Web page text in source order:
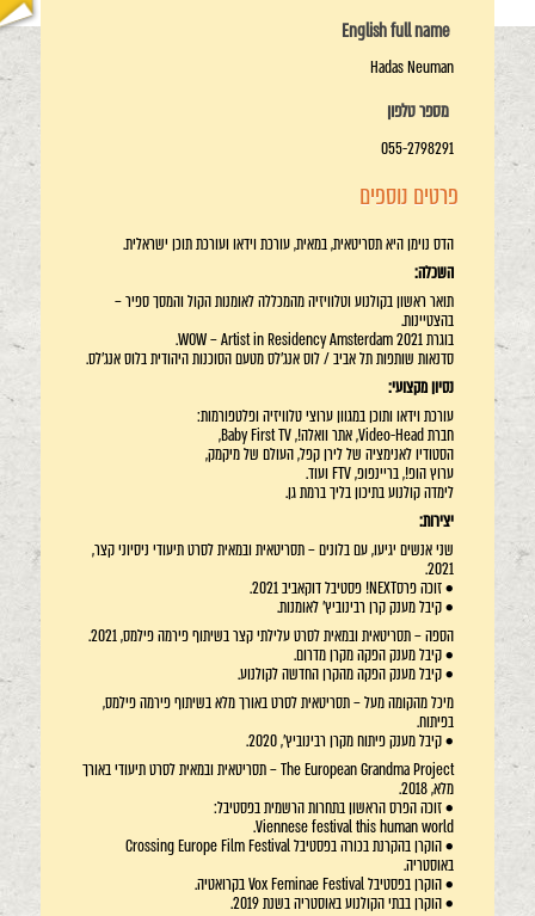
English full name
Hadas Neuman
מספר טלפון
055-2798291
פרטים נוספים
הדס נוימן היא תסריטאית, במאית, עורכת וידאו ועורכת תוכן ישראלית.
השכלה:
תואר ראשון בקולנוע וטלוויזיה מהמכללה לאומנות הקול והמסך ספיר –
בהצטיינות.
בוגרת WOW – Artist in Residency Amsterdam 2021.
סדנאות שותפות תל אביב / לוס אנג'לס מטעם הסוכנות היהודית בלוס אנג'לס.
נסיון מקצועי:
עורכת וידאו ותוכן במגוון ערוצי טלוויזיה ופלטפורמות:
חברת Video-Head, אתר וואלה!, Baby First TV,
הסטודיו לאנימציה של לירן קפל, העולם של מיקמק,
ערוץ הופ!, בריינפופ, FTV ועוד.
לימדה קולנוע בתיכון בליך ברמת גן.
יצירות:
שני אנשים יגיעו, עם בלונים – תסריטאית ובמאית לסרט תיעודי ניסיוני קצר,
2021.
• זוכה פרסNEXT! פסטיבל דוקאביב 2021.
• קיבל מענק קרן רבינוביץ' לאומנות.
הספה – תסריטאית ובמאית לסרט עלילתי קצר בשיתוף פירמה פילמס, 2021.
• קיבל מענק הפקה מקרן מדרום.
• קיבל מענק הפקה מהקרן החדשה לקולנוע.
מיכל מהקומה מעל – תסריטאית לסרט באורך מלא בשיתוף פירמה פילמס,
בפיתוח.
• קיבל מענק פיתוח מקרן רבינוביץ', 2020.
The European Grandma Project – תסריטאית ובמאית לסרט תיעודי באורך
מלא, 2018.
• זוכה הפרס הראשון בתחרות הרשמית בפסטיבל:
Viennese festival this human world.
• הוקרן בהקרנת בכורה בפסטיבל Crossing Europe Film Festival
באוסטריה.
• הוקרן בפסטיבל Vox Feminae Festival בקרואטיה.
• הוקרן בבתי הקולנוע באוסטריה בשנת 2019.